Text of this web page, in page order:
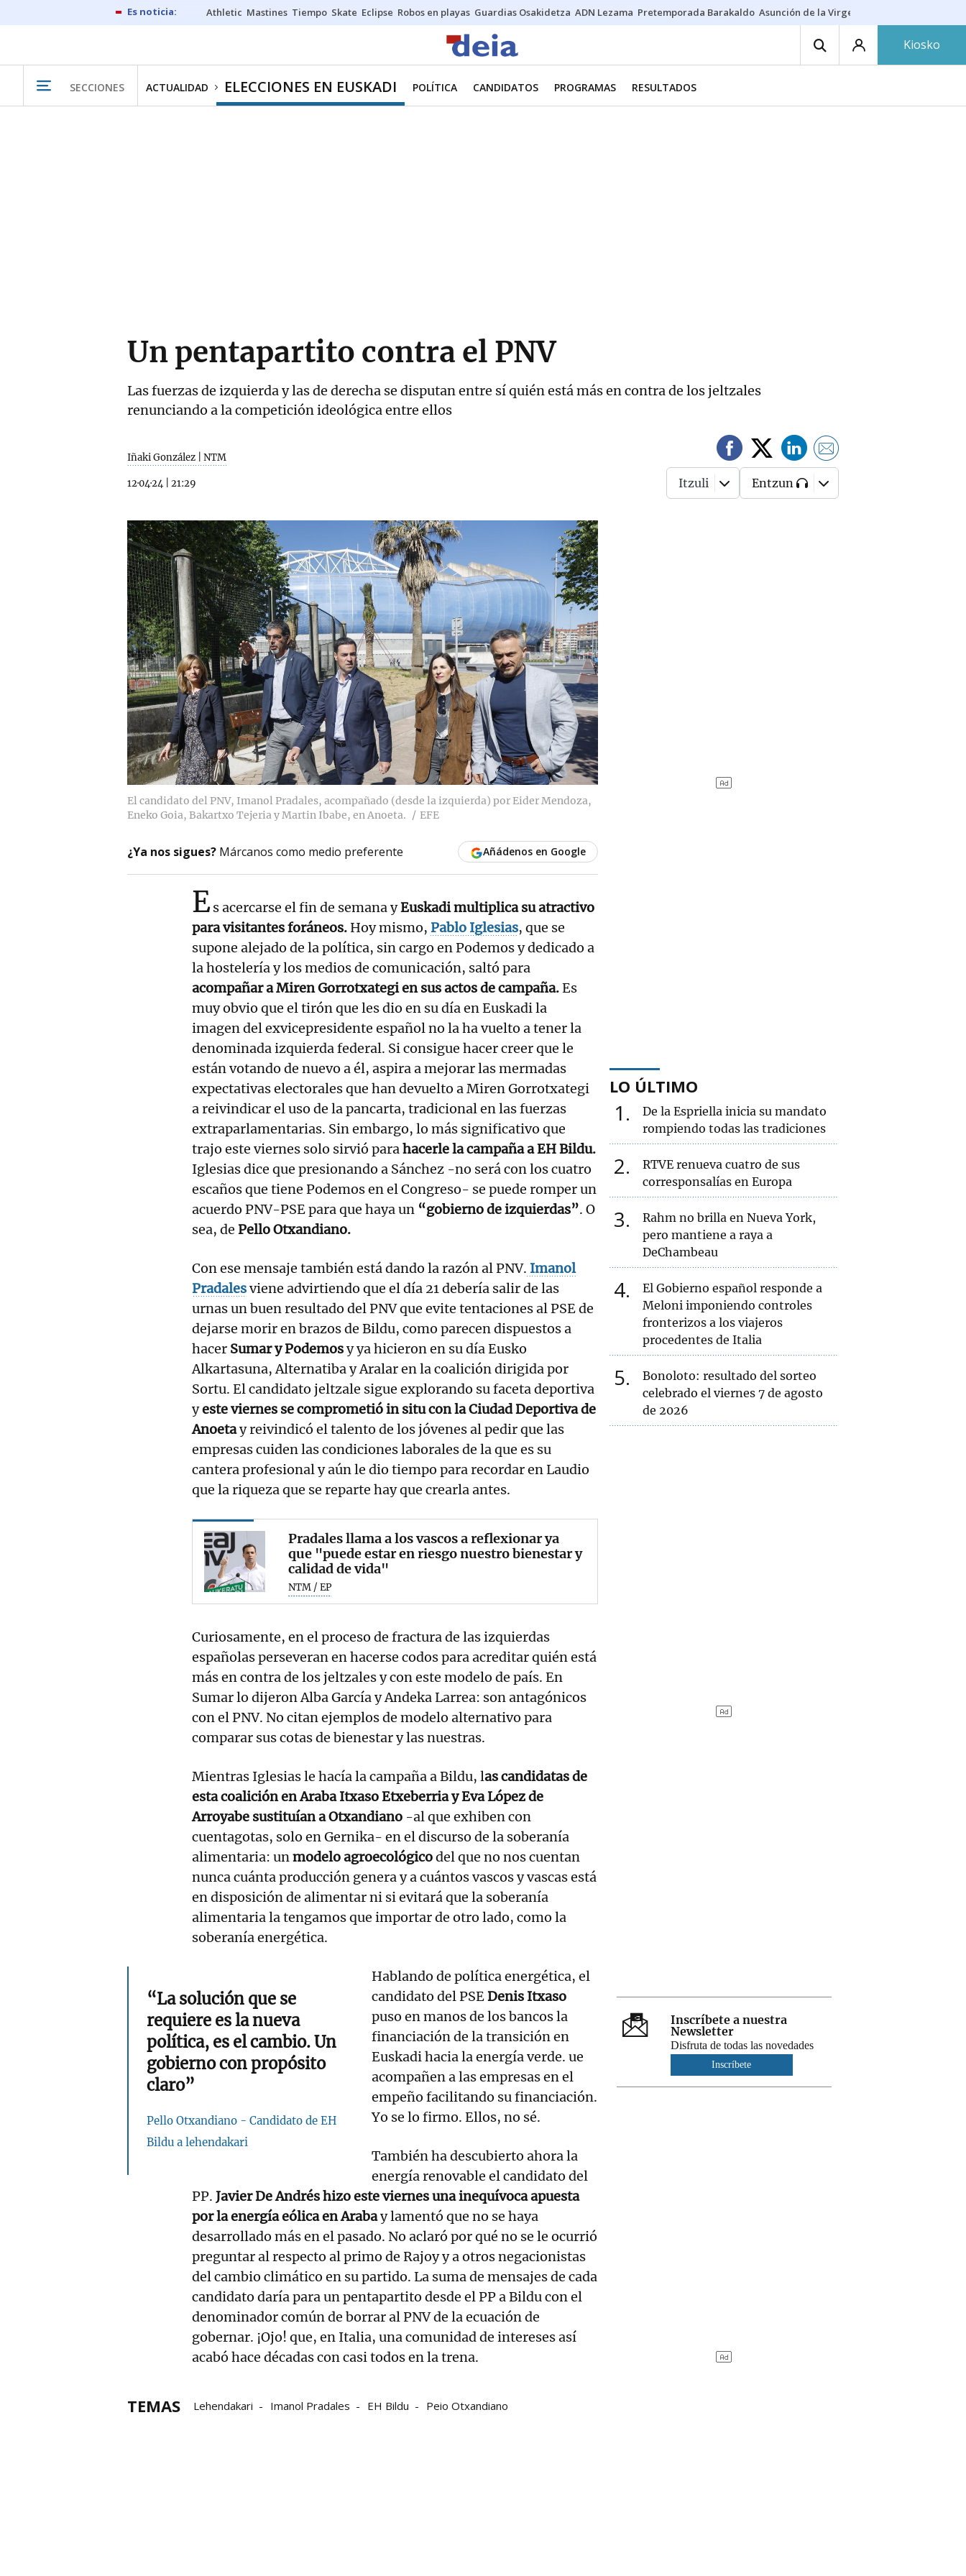
Athletic Mastines Tiempo Skate Eclipse Robos en playas Guardias Osakidetza ADN Lezama Pretemporada Barakaldo Asunción de la Virgen
Kiosko
SECCIONES ACTUALIDAD ELECCIONES EN EUSKADI POLÍTICA CANDIDATOS PROGRAMAS RESULTADOS
Un pentapartito contra el PNV
Las fuerzas de izquierda y las de derecha se disputan entre sí quién está más en contra de los jeltzales
renunciando a la competición ideológica entre ellos
Iñaki González | NTM
12·04·24 21:29 Itzuli Entzun
El candidato del PNV, Imanol Pradales, acompañado (desde la izquierda) por Eider Mendoza,
Eneko Goia, Bakartxo Tejeria y Martin Ibabe, en Anoeta.
EFE
¿Ya nos sigues? Márcanos como medio preferente Añádenos en Google
Es acercarse el fin de semana yEuskadi multiplica su atractivo
para visitantes foráneos. Hoy mismo, Pablo Iglesias, que se
supone alejado de la política, sin cargo en Podemos y dedicado a
la hostelería y los medios de comunicación, saltó para
acompañar a Miren Gorrotxategi en sus actos de campaña.Es
muy obvio que el tirón que les dio en su día en Euskadi la
imagen del exvicepresidente español no la ha vuelto a tener la
denominada izquierda federal. Si consigue hacer creer que le
están votando de nuevo a él, aspira a mejorar las mermadas
expectativas electorales que han devuelto a Miren Gorrotxategi
a reivindicar el uso de la pancarta, tradicional en las fuerzas
extraparlamentarias. Sin embargo, lo más significativo que
trajo este viernes solo sirvió parahacerle la campaña a EH Bildu.
Iglesias dice que presionando a Sánchez -no será con los cuatro
escaños que tiene Podemos en el Congreso- se puede romper un
acuerdo PNV-PSE para que haya un “gobierno de izquierdas”. O
sea, de Pello Otxandiano.
Con ese mensaje también está dando la razón al PNV. Imanol
Pradalesviene advirtiendo que el día 21 debería salir de las
urnas un buen resultado del PNV que evite tentaciones al PSE de
dejarse morir en brazos de Bildu, como parecen dispuestos a
hacer Sumar y Podemosy ya hicieron en su día Eusko
Alkartasuna, Alternatiba y Aralar en la coalición dirigida por
Sortu. El candidato jeltzale sigue explorando su faceta deportiva
yeste viernes se comprometió in situ con la Ciudad Deportiva de
Anoetay reivindicó el talento de los jóvenes al pedir que las
empresas cuiden las condiciones laborales de la que es su
cantera profesional y aún le dio tiempo para recordar en Laudio
que la riqueza que se reparte hay que crearla antes.
Pradales llama a los vascos a reflexionar ya
que "puede estar en riesgo nuestro bienestar y
calidad de vida"
NTM / EP
Curiosamente, en el proceso de fractura de las izquierdas
españolas perseveran en hacerse codos para acreditar quién está
más en contra de los jeltzales y con este modelo de país. En
Sumar lo dijeron Alba García y Andeka Larrea: son antagónicos
con el PNV. No citan ejemplos de modelo alternativo para
comparar sus cotas de bienestar y las nuestras.
Mientras Iglesias le hacía la campaña a Bildu, las candidatas de
esta coalición en Araba Itxaso Etxeberria y Eva López de
Arroyabe sustituían a Otxandiano -al que exhiben con
cuentagotas, solo en Gernika- en el discurso de la soberanía
alimentaria: unmodelo agroecológicodel que no nos cuentan
nunca cuánta producción genera y a cuántos vascos y vascas está
en disposición de alimentar ni si evitará que la soberanía
alimentaria la tengamos que importar de otro lado, como la
soberanía energética.
“La solución que se
requiere es la nueva
política, es el cambio. Un
gobierno con propósito
claro”
Pello Otxandiano - Candidato de EH
Bildu a lehendakari
Hablando de política energética, el
candidato del PSEDenis Itxaso
puso en manos de los bancos la
financiación de la transición en
Euskadi hacia la energía verde. ue
acompañen a las empresas en el
empeño facilitando su financiación.
Yo se lo firmo. Ellos, no sé.
También ha descubierto ahora la
energía renovable el candidato del
PP. Javier De Andrés hizo este viernes una inequívoca apuesta
por la energía eólica en Arabay lamentó que no se haya
desarrollado más en el pasado. No aclaró por qué no se le ocurrió
preguntar al respecto al primo de Rajoy y a otros negacionistas
del cambio climático en su partido. La suma de mensajes de cada
candidato daría para un pentapartito desde el PP a Bildu con el
denominador común de borrar al PNV de la ecuación de
gobernar. ¡Ojo! que, en Italia, una comunidad de intereses así
acabó hace décadas con casi todos en la trena.
TEMAS Lehendakari Imanol Pradales EH Bildu Peio Otxandiano
LO ÚLTIMO
1
De la Espriella inicia su mandato
rompiendo todas las tradiciones
2
RTVE renueva cuatro de sus
corresponsalías en Europa
3
Rahm no brilla en Nueva York,
pero mantiene a raya a
DeChambeau
4
El Gobierno español responde a
Meloni imponiendo controles
fronterizos a los viajeros
procedentes de Italia
5
Bonoloto: resultado del sorteo
celebrado el viernes 7 de agosto
de 2026
Inscríbete a nuestra
Newsletter
Disfruta de todas las novedades
Inscríbete